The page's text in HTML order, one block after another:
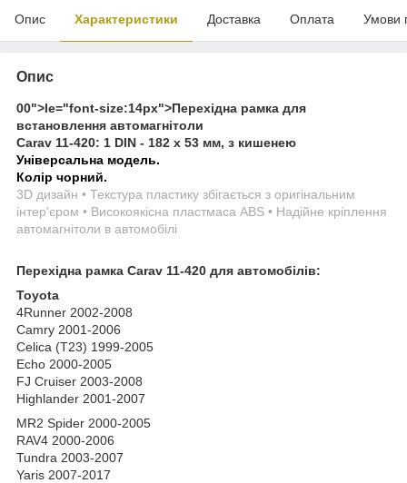
Опис Характеристики Доставка Оплата Умови
Опис
00">le="font-size:14px">Перехідна рамка для
встановлення автомагнітоли
Carav 11-420: 1 DIN - 182 x 53 мм, з кишенею
Універсальна модель.
Колір чорний.
3D дизайн • Текстура пластику збігається з оригінальним
інтер'єром • Високоякісна пластмаса ABS • Надійне кріплення
автомагнітоли в автомобілі
Перехідна рамка Carav 11-420 для автомобілів:
Toyota
4Runner 2002-2008
Camry 2001-2006
Celica (T23) 1999-2005
Echo 2000-2005
FJ Cruiser 2003-2008
Highlander 2001-2007
MR2 Spider 2000-2005
RAV4 2000-2006
Tundra 2003-2007
Yaris 2007-2017